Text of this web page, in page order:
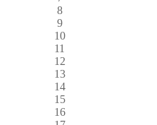
8
9
10
11
12
13
14
15
16